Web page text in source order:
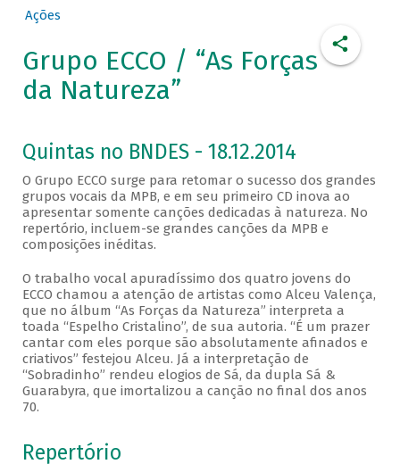
Ações
Grupo ECCO / “As Forças
da Natureza”
Quintas no BNDES - 18.12.2014
O Grupo ECCO surge para retomar o sucesso dos grandes
grupos vocais da MPB, e em seu primeiro CD inova ao
apresentar somente canções dedicadas à natureza. No
repertório, incluem-se grandes canções da MPB e
composições inéditas.
O trabalho vocal apuradíssimo dos quatro jovens do
ECCO chamou a atenção de artistas como Alceu Valença,
que no álbum “As Forças da Natureza” interpreta a
toada “Espelho Cristalino”, de sua autoria. “É um prazer
cantar com eles porque são absolutamente afinados e
criativos” festejou Alceu. Já a interpretação de
“Sobradinho” rendeu elogios de Sá, da dupla Sá &
Guarabyra, que imortalizou a canção no final dos anos
70.
Repertório